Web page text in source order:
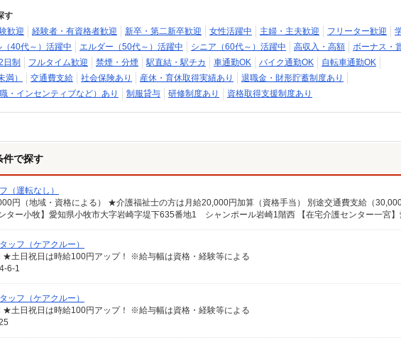
す
歓迎 経験者・有資格者歓迎 新卒・第二新卒歓迎 女性活躍中 主婦・主夫歓迎 フリーター歓迎
（40代～）活躍中 エルダー（50代～）活躍中 シニア（60代～）活躍中 高収入・高額
ボーナス・
日制 フルタイム歓迎 禁煙・分煙 駅直結・駅チカ 車通勤OK バイク通勤OK
自転車通勤OK
）
交通費支給 社会保険あり 産休・育休取得実績あり
退職金・財形貯蓄制度あり
・インセンティブなど）あり
制服貸与 研修制度あり 資格取得支援制度あり
件で探す
（運転なし）
フ（ケアクルー）
★土日祝日は時給100円アップ！ ※給与幅は資格・経験等による
6-1
フ（ケアクルー）
★土日祝日は時給100円アップ！ ※給与幅は資格・経験等による